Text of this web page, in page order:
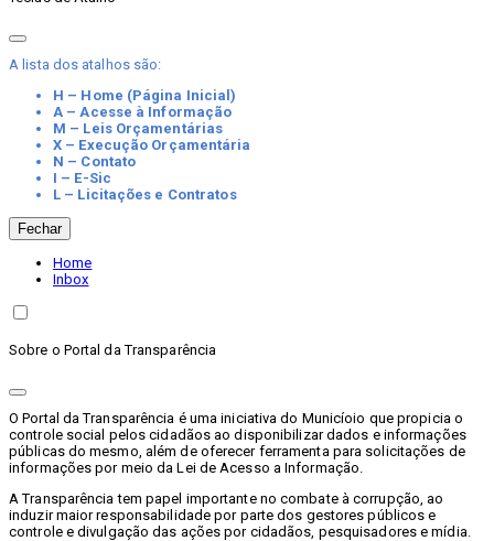
A lista dos atalhos são:
H – Home (Página Inicial)
A – Acesse à Informação
M – Leis Orçamentárias
X – Execução Orçamentária
N – Contato
I – E-Sic
L – Licitações e Contratos
Fechar
Home
Inbox
Sobre o Portal da Transparência
O Portal da Transparência é uma iniciativa do Municíoio que propicia o
controle social pelos cidadãos ao disponibilizar dados e informações
públicas do mesmo, além de oferecer ferramenta para solicitações de
informações por meio da Lei de Acesso a Informação.
A Transparência tem papel importante no combate à corrupção, ao
induzir maior responsabilidade por parte dos gestores públicos e
controle e divulgação das ações por cidadãos, pesquisadores e mídia.